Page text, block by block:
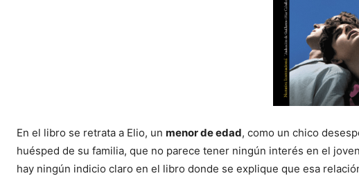
En el libro se retrata a Elio, un menor de edad, como un chico
huésped de su familia, que no parece tener ningún interés en el
hay ningún indicio claro en el libro donde se explique que esa